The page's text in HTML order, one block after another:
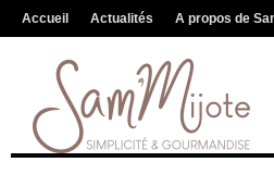
Accueil Actualités A propos de